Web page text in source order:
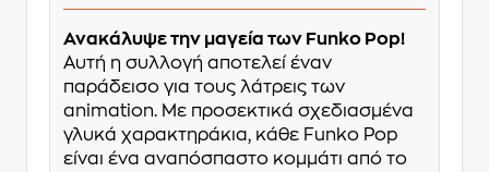
Ανακάλυψε την μαγεία των Funko Pop!
Αυτή η συλλογή αποτελεί έναν
παράδεισο για τους λάτρεις των
animation. Με προσεκτικά σχεδιασμένα
γλυκά χαρακτηράκια, κάθε Funko Pop
είναι ένα αναπόσπαστο κομμάτι από το